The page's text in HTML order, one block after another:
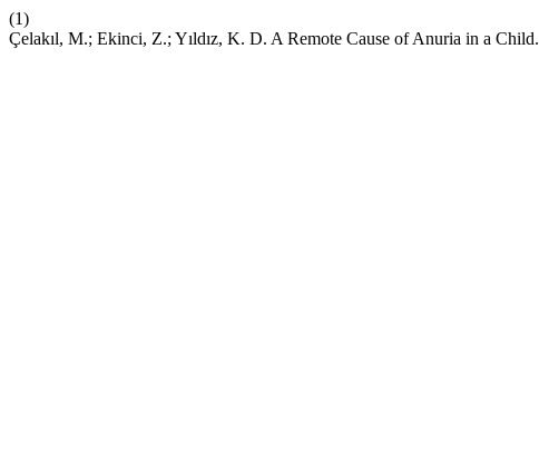
(1)
Çelakıl, M.; Ekinci, Z.; Yıldız, K. D. A Remote Cause of Anuria in a Child.